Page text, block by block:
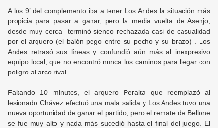
A los 9’ del complemento iba a tener Los Andes la situación más
propicia para pasar a ganar, pero la media vuelta de Asenjo,
desde muy cerca terminó siendo rechazada casi de casualidad
por el arquero (el balón pego entre su pecho y su brazo) . Los
Andes retrasó sus líneas y confundió aún más al inexpresivo
equipo local, que no encontró nunca los caminos para llegar con
peligro al arco rival.
Faltando 10 minutos, el arquero Peralta que reemplazó al
lesionado Chávez efectuó una mala salida y Los Andes tuvo una
nueva oportunidad de ganar el partido, pero el remate de Bellone
se fue muy alto y nada más sucedió hasta el final del juego. El